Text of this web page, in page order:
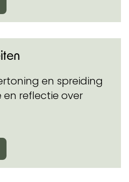
en spreiding
reflectie over